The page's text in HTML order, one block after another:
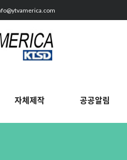
자체제작 공공알림